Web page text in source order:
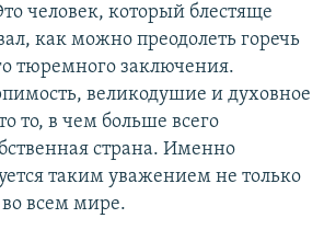
человек, который блестяще
как можно преодолеть горечь
тюремного заключения.
великодушие и духовное
то, в чем больше всего
страна. Именно
таким уважением не только
всем мире.